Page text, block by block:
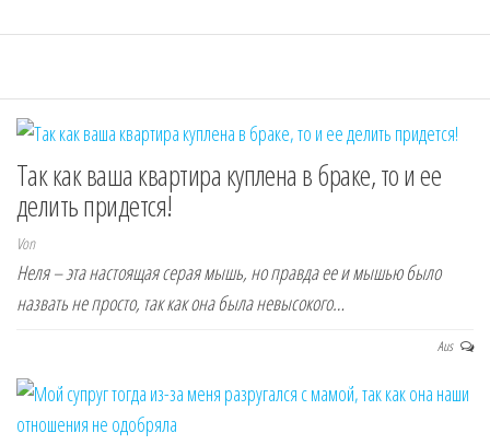
Так как ваша квартира куплена в браке, то и ее
делить придется!
Von
Неля – эта настоящая серая мышь, но правда ее и мышью было
назвать не просто, так как она была невысокого…
Aus